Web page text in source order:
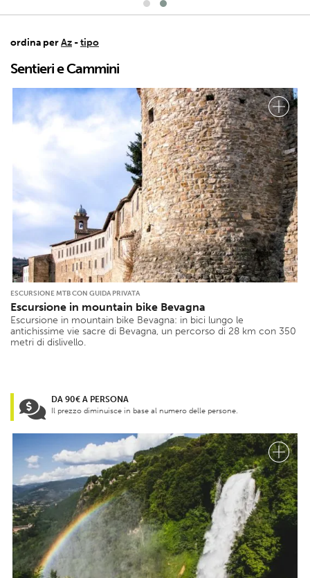
ordina perAz -tipo
Sentieri e Cammini
ESCURSIONE MTB CON GUIDA PRIVATA
Escursione in mountain bike Bevagna
Escursione in mountain bike Bevagna: in bici lungo le
antichissime vie sacre di Bevagna, un percorso di 28 km con 350
metri di dislivello.
DA 90€ A PERSONA
Il prezzo diminuisce in base al numero delle persone.